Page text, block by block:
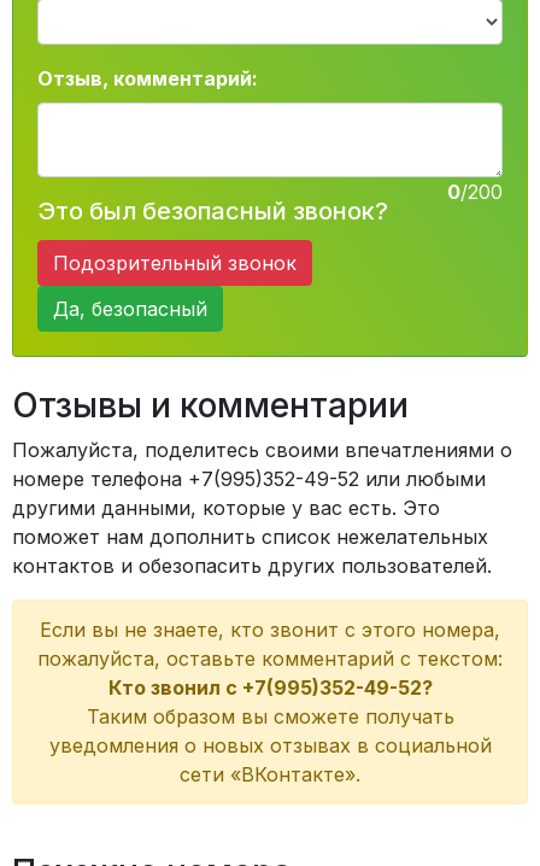
Отзыв, комментарий:
0/200
Это был безопасный звонок?
Подозрительный звонок
Да, безопасный
Отзывы и комментарии
Пожалуйста, поделитесь своими впечатлениями о
номере телефона +7(995)352-49-52 или любыми
другими данными, которые у вас есть. Это
поможет нам дополнить список нежелательных
контактов и обезопасить других пользователей.
Если вы не знаете, кто звонит с этого номера,
пожалуйста, оставьте комментарий с текстом:
Кто звонил с +7(995)352-49-52?
Таким образом вы сможете получать
уведомления о новых отзывах в социальной
сети «ВКонтакте».